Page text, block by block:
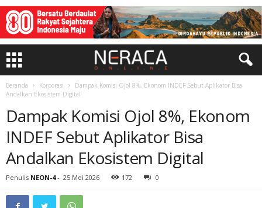
Beranda Korporasi
Dampak Komisi Ojol 8%, Ekonom INDEF Sebut Aplikator Bisa
Andalkan Ekosistem Digital
Dampak Komisi Ojol 8%, Ekonom
INDEF Sebut Aplikator Bisa
Andalkan Ekosistem Digital
Penulis NEON-4- 25 Mei 2026 172 0